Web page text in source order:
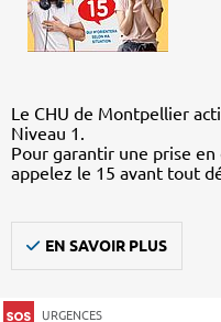
Le CHU de Montpellier
Niveau 1.
Pour garantir une prise en
appelez le 15 avant tout
EN SAVOIR PLUS
URGENCES